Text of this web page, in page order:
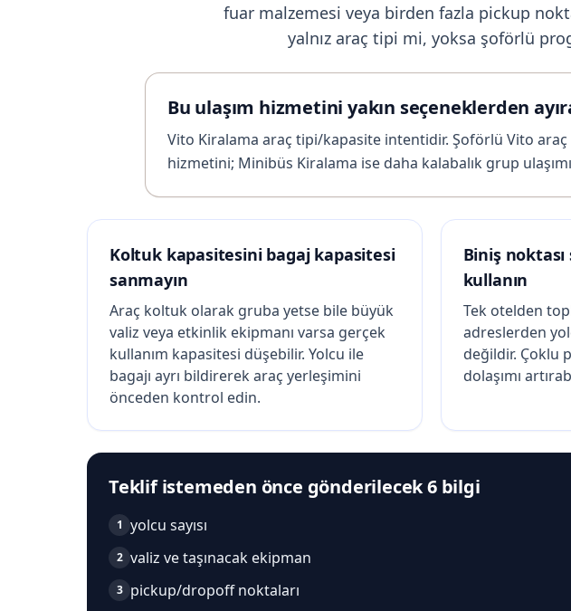
fuar malzemesi veya birden fazla pickup
yalnız araç tipi mi, yoksa şoförlü
Bu ulaşım hizmetini yakın seçeneklerden
Vito Kiralama araç tipi/kapasite intentidir. Şoförlü Vito
hizmetini; Minibüs Kiralama ise daha kalabalık grup
Koltuk kapasitesini bagaj kapasitesi
sanmayın
Araç koltuk olarak gruba yetse bile büyük
valiz veya etkinlik ekipmanı varsa gerçek
kullanım kapasitesi düşebilir. Yolcu ile
bagajı ayrı bildirerek araç yerleşimini
önceden kontrol edin.
Biniş noktası
kullanın
Tek otelden
adreslerden
değildir. Çoklu
dolaşımı
Teklif istemeden önce gönderilecek 6 bilgi
1 yolcu sayısı
2 valiz ve taşınacak ekipman
3 pickup/dropoff noktaları